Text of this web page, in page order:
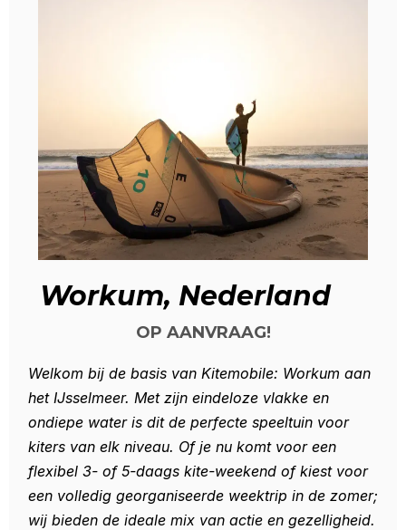
Workum, Nederland
OP AANVRAAG!
Welkom bij de basis van Kitemobile: Workum aan
het IJsselmeer. Met zijn eindeloze vlakke en
ondiepe water is dit de perfecte speeltuin voor
kiters van elk niveau. Of je nu komt voor een
flexibel 3- of 5-daags kite-weekend of kiest voor
een volledig georganiseerde weektrip in de zomer;
wij bieden de ideale mix van actie en gezelligheid.